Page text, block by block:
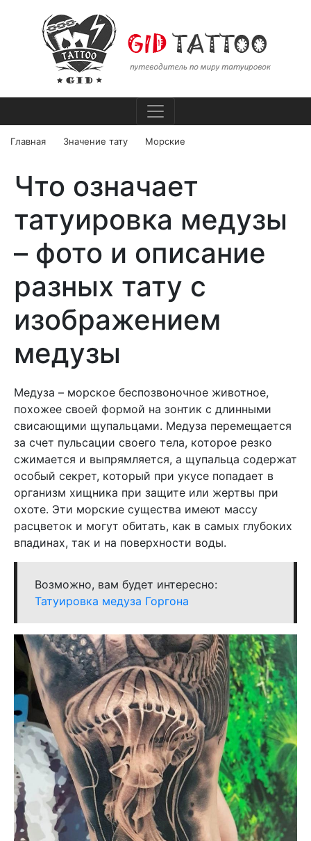
Главная Значение тату Морские
Что означает
татуировка медузы
– фото и описание
разных тату с
изображением
медузы
Медуза – морское беспозвоночное животное,
похожее своей формой на зонтик с длинными
свисающими щупальцами. Медуза перемещается
за счет пульсации своего тела, которое резко
сжимается и выпрямляется, а щупальца содержат
особый секрет, который при укусе попадает в
организм хищника при защите или жертвы при
охоте. Эти морские существа имеют массу
расцветок и могут обитать, как в самых глубоких
впадинах, так и на поверхности воды.
Возможно, вам будет интересно:
Татуировка медуза Горгона